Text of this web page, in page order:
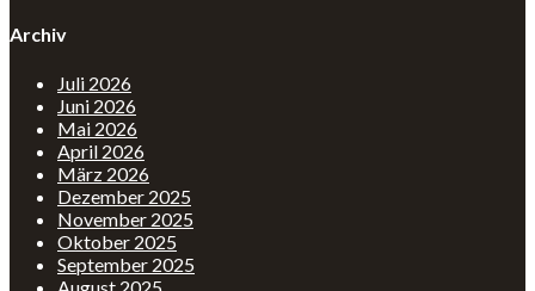
Archiv
Juli 2026
Juni 2026
Mai 2026
April 2026
März 2026
Dezember 2025
November 2025
Oktober 2025
September 2025